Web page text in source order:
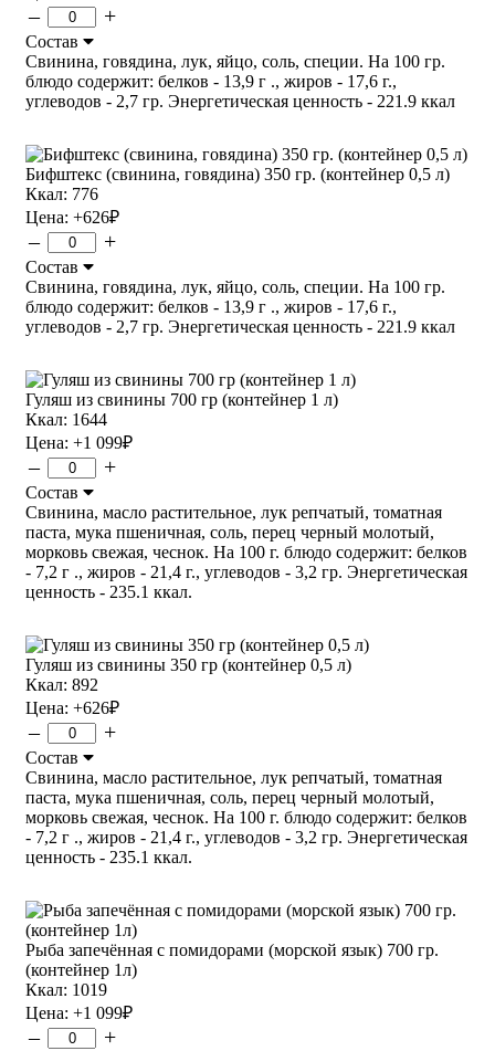
– +
Состав
Свинина, говядина, лук, яйцо, соль, специи. На 100 гр.
блюдо содержит: белков - 13,9 г ., жиров - 17,6 г.,
углеводов - 2,7 гр. Энергетическая ценность - 221.9 ккал
Бифштекс (свинина, говядина) 350 гр. (контейнер 0,5 л)
Ккал: 776
Цена: +626₽
– +
Состав
Свинина, говядина, лук, яйцо, соль, специи. На 100 гр.
блюдо содержит: белков - 13,9 г ., жиров - 17,6 г.,
углеводов - 2,7 гр. Энергетическая ценность - 221.9 ккал
Гуляш из свинины 700 гр (контейнер 1 л)
Ккал: 1644
Цена: +1 099₽
– +
Состав
Свинина, масло растительное, лук репчатый, томатная
паста, мука пшеничная, соль, перец черный молотый,
морковь свежая, чеснок. На 100 г. блюдо содержит: белков
- 7,2 г ., жиров - 21,4 г., углеводов - 3,2 гр. Энергетическая
ценность - 235.1 ккал.
Гуляш из свинины 350 гр (контейнер 0,5 л)
Ккал: 892
Цена: +626₽
– +
Состав
Свинина, масло растительное, лук репчатый, томатная
паста, мука пшеничная, соль, перец черный молотый,
морковь свежая, чеснок. На 100 г. блюдо содержит: белков
- 7,2 г ., жиров - 21,4 г., углеводов - 3,2 гр. Энергетическая
ценность - 235.1 ккал.
Рыба запечённая с помидорами (морской язык) 700 гр.
(контейнер 1л)
Ккал: 1019
Цена: +1 099₽
– +